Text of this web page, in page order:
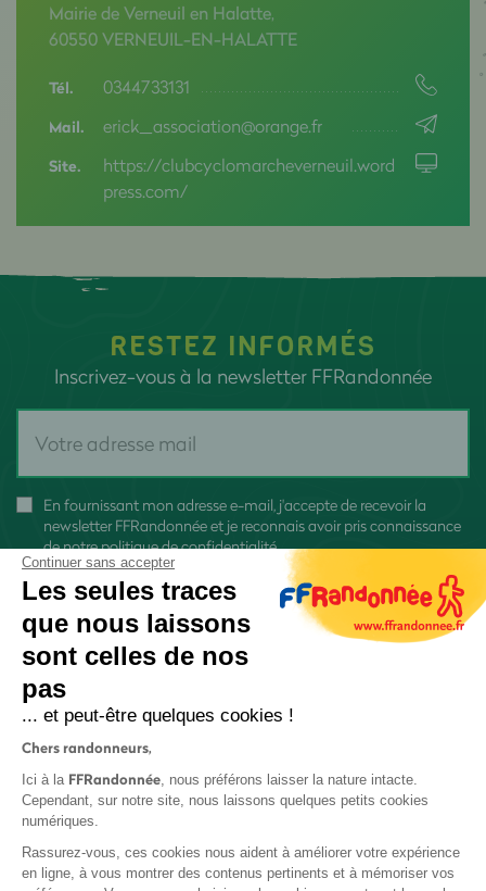
Mairie de Verneuil en Halatte,
60550 VERNEUIL-EN-HALATTE
Tél. 0344733131
Mail. erick_association@orange.fr
Site.
https://clubcyclomarcheverneuil.word
press.com/
RESTEZ INFORMÉS
Inscrivez-vous à la newsletter FFRandonnée
En fournissant mon adresse e-mail, j'accepte de recevoir la
newsletter FFRandonnée et je reconnais avoir pris connaissance
denotre politique de confidentialité
Protection des données
Continuer sans accepter
Les seules traces
que nous laissons
sont celles de nos
pas
... et peut-être quelques cookies !
Chers randonneurs,
Ici à la FFRandonnée, nous préférons laisser la nature intacte.
Cependant, sur notre site, nous laissons quelques petits cookies
numériques.
Rassurez-vous, ces cookies nous aident à améliorer votre expérience
en ligne, à vous montrer des contenus pertinents et à mémoriser vos